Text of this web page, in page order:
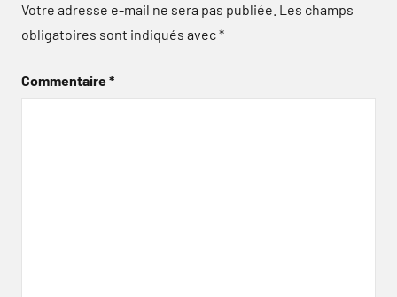
Votre adresse e-mail ne sera pas publiée. Les champs
obligatoires sont indiqués avec*
Commentaire*